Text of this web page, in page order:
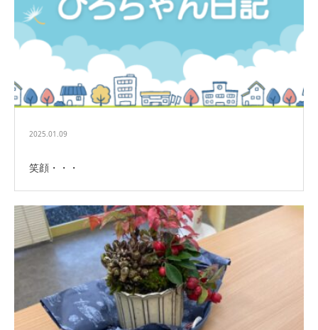
2025.01.09
笑顔・・・